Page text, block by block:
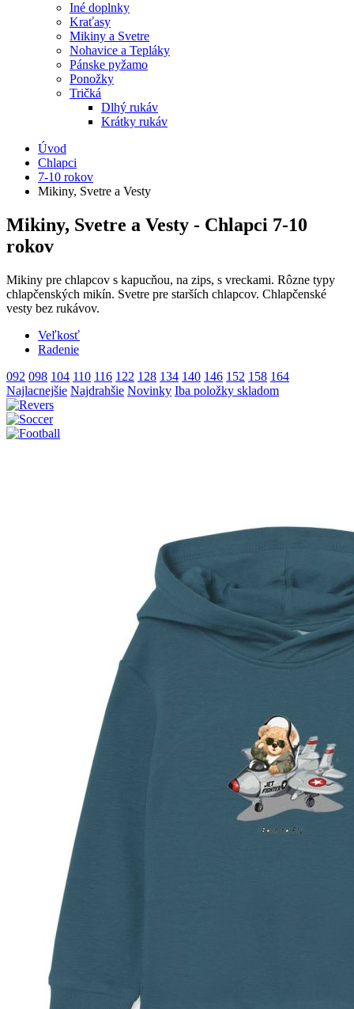
Iné doplnky
Kraťasy
Mikiny a Svetre
Nohavice a Tepláky
Pánske pyžamo
Ponožky
Tričká
Dlhý rukáv
Krátky rukáv
Úvod
Chlapci
7-10 rokov
Mikiny, Svetre a Vesty
Mikiny, Svetre a Vesty - Chlapci 7-10
rokov
Mikiny pre chlapcov s kapucňou, na zips, s vreckami. Rôzne typy
chlapčenských mikín. Svetre pre starších chlapcov. Chlapčenské
vesty bez rukávov.
Veľkosť
Radenie
092 098 104 110 116 122 128 134 140 146 152 158 164
Najlacnejšie Najdrahšie Novinky Iba položky skladom